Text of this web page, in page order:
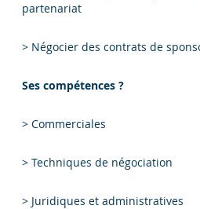
partenariat
> Négocier des contrats de
Ses compétences ?
> Commerciales
> Techniques de négociation
> Juridiques et administratives